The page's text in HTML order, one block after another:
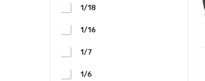
1/18
1/16
1/7
1/6